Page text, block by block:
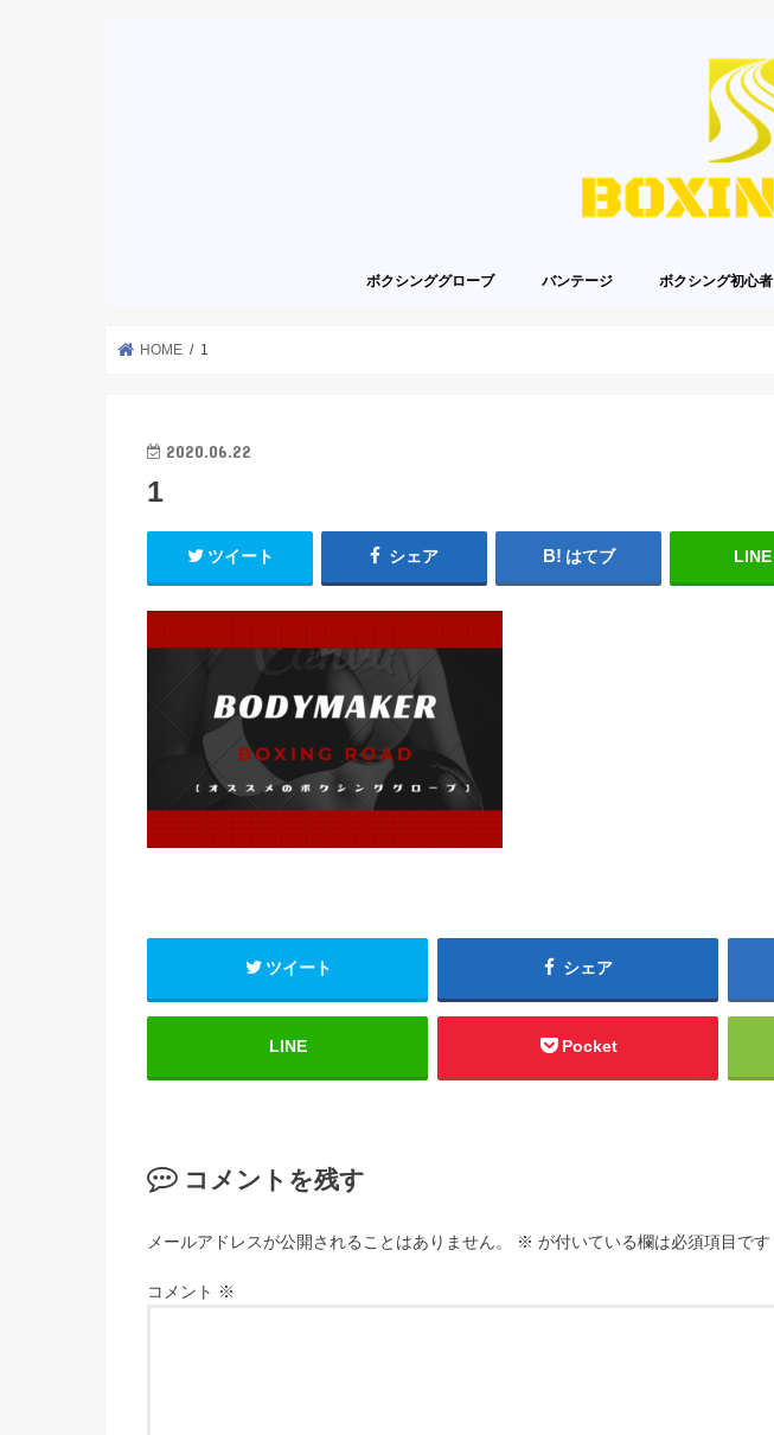
ボクシンググローブ バンテージ ボクシング初心者
HOME 1
2020.06.22
1
ツイート シェア はてブ LINE
ツイート シェア
LINE Pocket
コメントを残す
メールアドレスが公開されることはありません。 ※ が付いている欄は必須項目です
コメント ※